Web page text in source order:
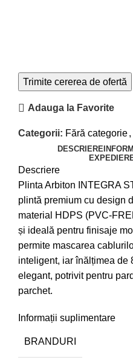
Adauga la Favorite
Categorii: Fără categorie,
DESCRIERE
Descriere
Plinta Arbiton INTEGRA
plintă premium cu design
material HDPS (PVC-
și ideală pentru finisaje
permite mascarea
inteligent, iar înălțimea de
elegant, potrivit pentru
parchet.
Informații suplimentare
BRANDURI